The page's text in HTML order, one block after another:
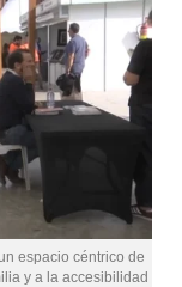
espacio céntrico de
y a la accesibilidad